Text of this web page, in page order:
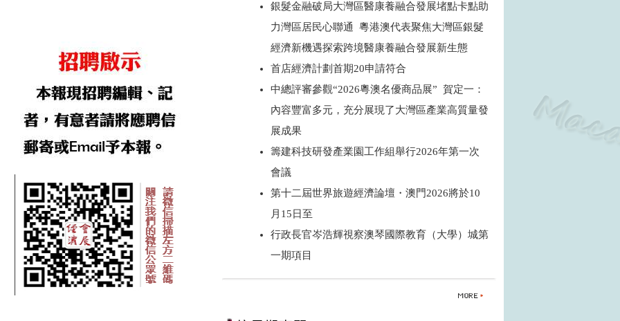
銀髮金融破局大灣區醫康養融合發展堵點卡點助
力灣區居民心聯通 粵港澳代表聚焦大灣區銀髮
經濟新機遇探索跨境醫康養融合發展新生態
首店經濟計劃首期20申請符合
中總評審參觀“2026粵澳名優商品展” 賀定一：
內容豐富多元，充分展現了大灣區產業高質量發
展成果
籌建科技研發產業園工作組舉行2026年第一次
會議
第十二屆世界旅遊經濟論壇・澳門2026將於10
月15日至
行政長官岑浩輝視察澳琴國際教育（大學）城第
一期項目